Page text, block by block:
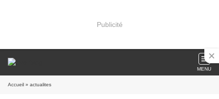
Publicité
MENU
Accueil » actualites